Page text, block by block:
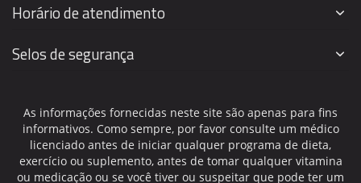
Horário de atendimento
Selos de segurança
As informações fornecidas neste site são apenas para fins
informativos. Como sempre, por favor consulte um médico
licenciado antes de iniciar qualquer programa de dieta,
exercício ou suplemento, antes de tomar qualquer vitamina
ou medicação ou se você tiver ou suspeitar que pode ter um